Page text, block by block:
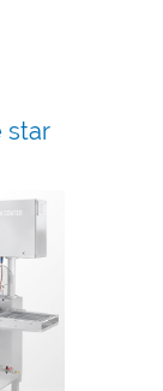
star